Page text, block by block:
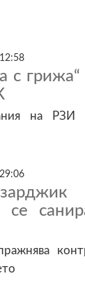
с
на
се